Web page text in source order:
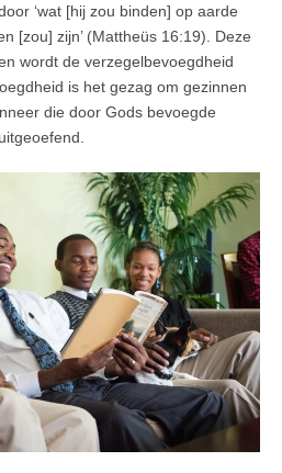
‘wat [hij zou binden] op aarde
[zou] zijn’ (Mattheüs 16:19). Deze
wordt de verzegelbevoegdheid
is het gezag om gezinnen
die door Gods bevoegde